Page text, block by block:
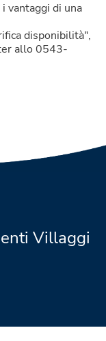
vantaggi di una
disponibilità",
allo 0543-
Villaggi